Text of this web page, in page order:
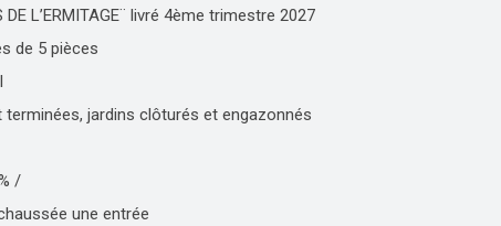
L’ERMITAGE¨ livré 4ème trimestre 2027
de 5 pièces
jardins clôturés et engazonnés
/
une entrée